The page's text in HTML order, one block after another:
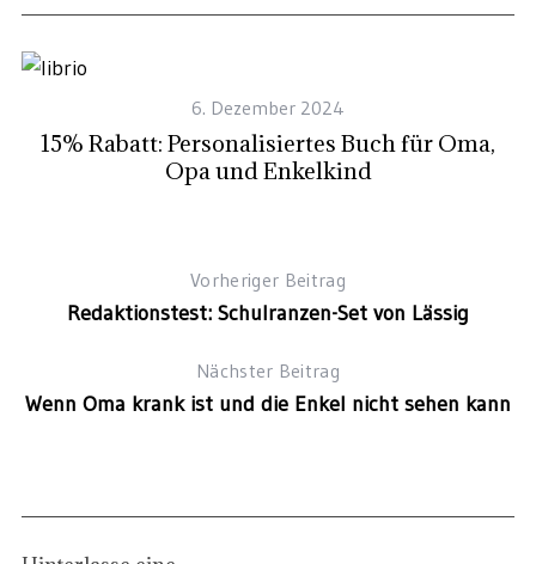
6. Dezember 2024
15% Rabatt: Personalisiertes Buch für Oma,
Opa und Enkelkind
Vorheriger Beitrag
Redaktionstest: Schulranzen-Set von Lässig
Nächster Beitrag
Wenn Oma krank ist und die Enkel nicht sehen kann